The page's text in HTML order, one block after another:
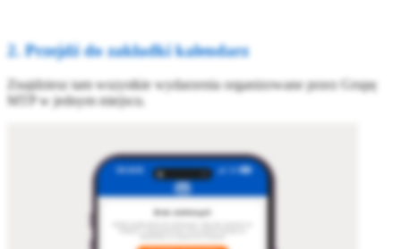
2. Przejdź do zakładki kalendarz
Znajdziesz tam wszystkie wydarzenia organizowane przez Grupę
MTP w jednym miejscu.